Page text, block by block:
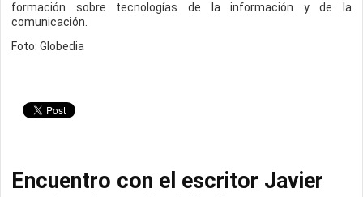
formación sobre tecnologías de la información y de la
comunicación.
Foto: Globedia
Encuentro con el escritor Javier